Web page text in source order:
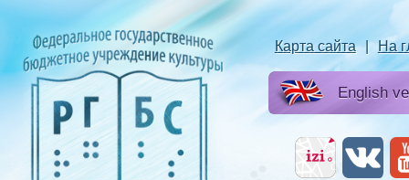
Карта сайта | На
English